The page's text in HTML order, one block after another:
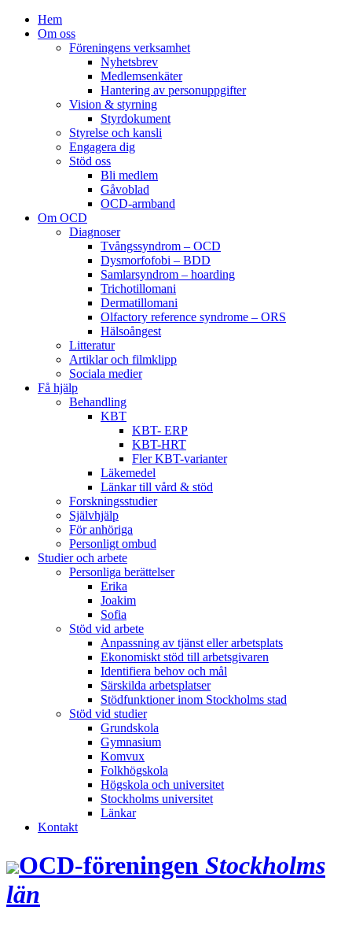
Hem
Om oss
Föreningens verksamhet
Nyhetsbrev
Medlemsenkäter
Hantering av personuppgifter
Vision & styrning
Styrdokument
Styrelse och kansli
Engagera dig
Stöd oss
Bli medlem
Gåvoblad
OCD-armband
Om OCD
Diagnoser
Tvångssyndrom – OCD
Dysmorfofobi – BDD
Samlarsyndrom – hoarding
Trichotillomani
Dermatillomani
Olfactory reference syndrome – ORS
Hälsoångest
Litteratur
Artiklar och filmklipp
Sociala medier
Få hjälp
Behandling
KBT
KBT- ERP
KBT-HRT
Fler KBT-varianter
Läkemedel
Länkar till vård & stöd
Forskningsstudier
Självhjälp
För anhöriga
Personligt ombud
Studier och arbete
Personliga berättelser
Erika
Joakim
Sofia
Stöd vid arbete
Anpassning av tjänst eller arbetsplats
Ekonomiskt stöd till arbetsgivaren
Identifiera behov och mål
Särskilda arbetsplatser
Stödfunktioner inom Stockholms stad
Stöd vid studier
Grundskola
Gymnasium
Komvux
Folkhögskola
Högskola och universitet
Stockholms universitet
Länkar
Kontakt
OCD‑föreningen Stockholms
län